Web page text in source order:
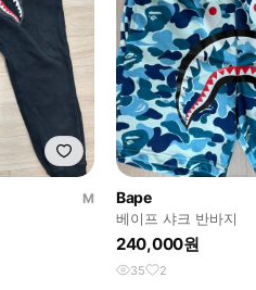
M
Bape
베이프 샤크 반바지
240,000원
35 2